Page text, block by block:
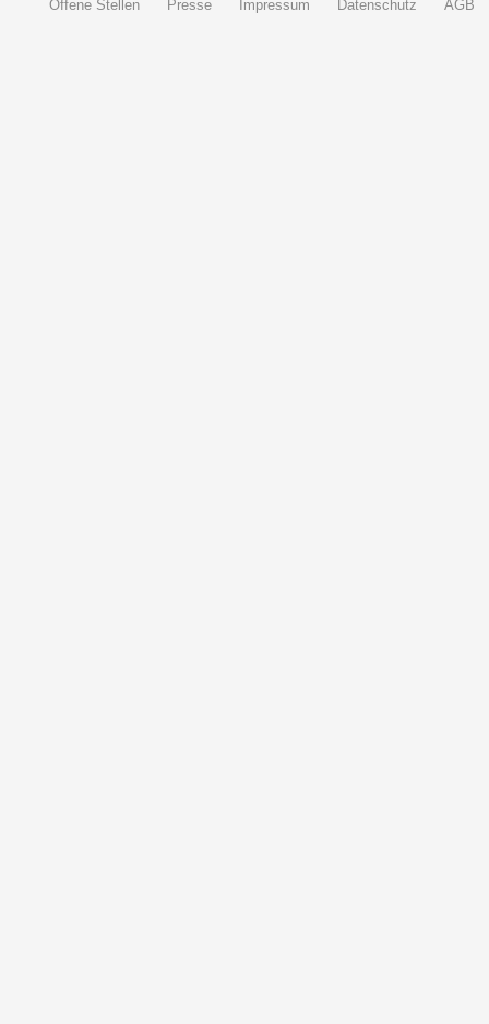
Offene Stellen Presse Impressum Datenschutz AGB